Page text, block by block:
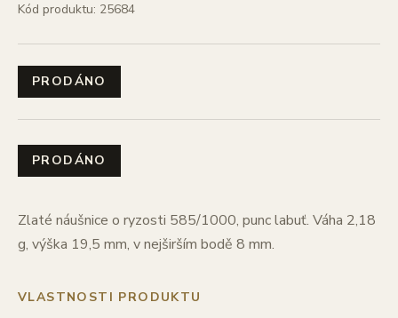
Kód produktu: 25684
PRODÁNO
PRODÁNO
Zlaté náušnice o ryzosti 585/1000, punc labuť. Váha 2,18
g, výška 19,5 mm, v nejširším bodě 8 mm.
VLASTNOSTI PRODUKTU